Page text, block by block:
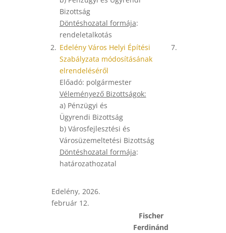
Bizottság
Döntéshozatal formája:
rendeletalkotás
2. Edelény Város Helyi Építési
Szabályzata módosításának
elrendeléséről
Előadó: polgármester
Véleményező Bizottságok:
a) Pénzügyi és
Ügyrendi Bizottság
b) Városfejlesztési és
Városüzemeltetési Bizottság
Döntéshozatal formája:
határozathozatal
7.
Edelény, 2026.
február 12.
Fischer
Ferdinánd